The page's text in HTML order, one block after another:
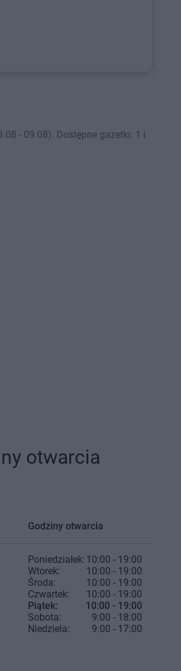
- 09.08). Dostępne gazetki: 1 i
otwarcia
Godziny otwarcia
Poniedziałek: 10:00 - 19:00
Wtorek:
10:00 - 19:00
Środa:
10:00 - 19:00
Czwartek:
10:00 - 19:00
Piątek:
10:00 - 19:00
Sobota:
9:00 - 18:00
Niedziela:
9:00 - 17:00